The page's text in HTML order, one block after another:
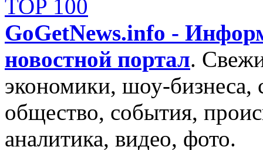
GoGetNews.info -
новостной портал.
экономики, шоу-бизнеса,
общество, события,
аналитика, видео, фото.